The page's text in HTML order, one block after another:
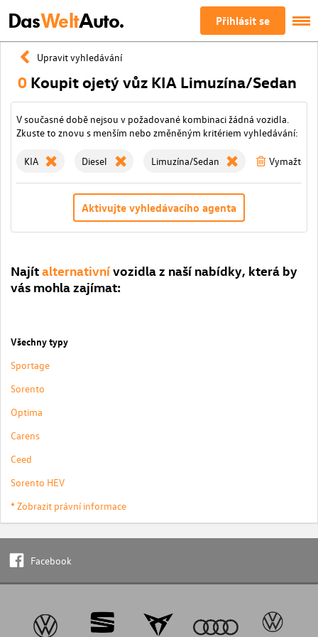
DasWeltAuto. Přihlásit se
Upravit vyhledávání
0 Koupit ojetý vůz KIA Limuzína/Sedan
V současné době nejsou v požadované kombinaci žádná vozidla.
Zkuste to znovu s menším nebo změněným kritériem vyhledávání:
KIA Diesel Limuzína/Sedan Vymažte
Aktivujte vyhledávacího agenta
Najítalternativnívozidla z naší nabídky, která by
vás mohla zajímat:
Všechny typy
Sportage
Sorento
Optima
Carens
Ceed
Sorento HEV
* Zobrazit právní informace
Facebook